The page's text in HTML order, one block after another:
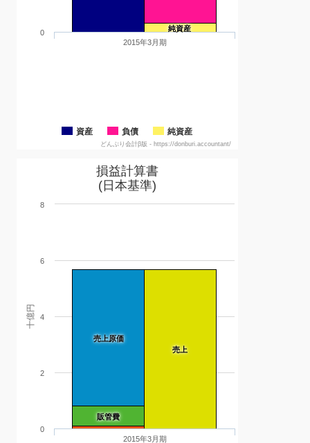
純資産
資産 負債 純資産
2015年3月期
0
どんぶり会計β版 - https://donburi.accountant/
十億円
損益計算書
(日本基準)
売上原価
販管費
売上
2015年3月期
0
2
4
6
8